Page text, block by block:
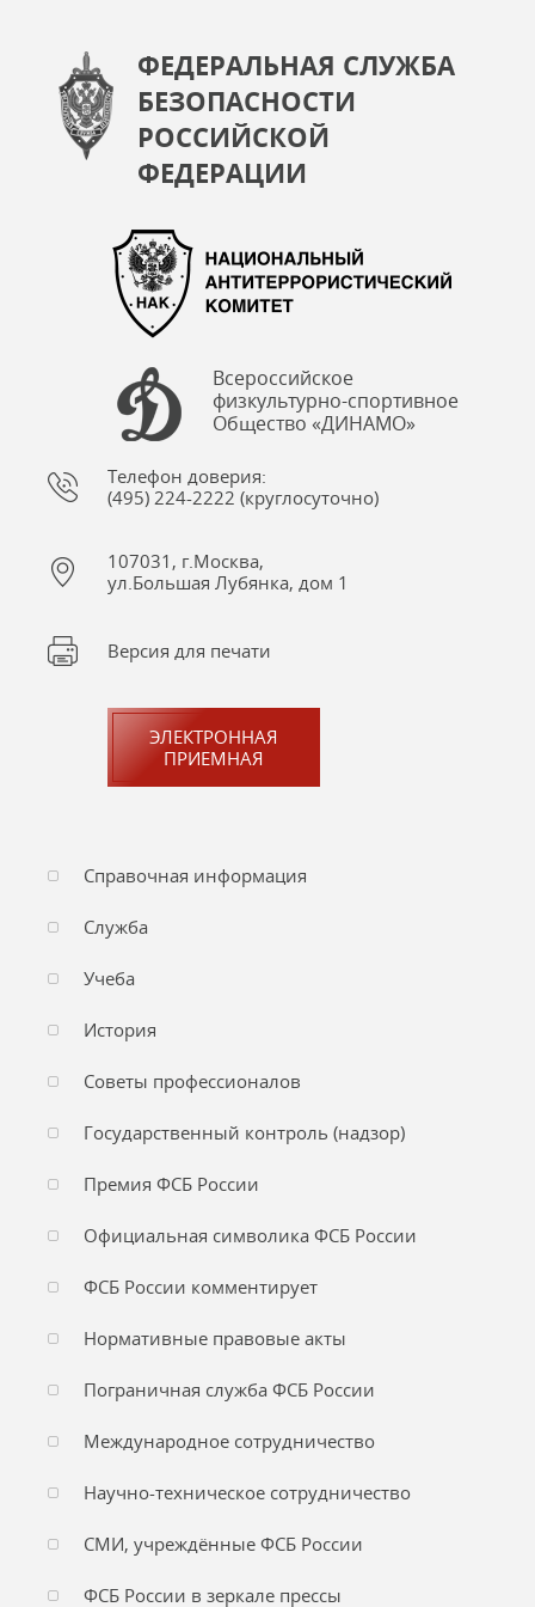
ФЕДЕРАЛЬНАЯ СЛУЖБА
БЕЗОПАСНОСТИ
РОССИЙСКОЙ
ФЕДЕРАЦИИ
Всероссийское
физкультурно-спортивное
Общество «ДИНАМО»
Телефон доверия:
(495) 224-2222 (круглосуточно)
107031, г.Москва,
ул.Большая Лубянка, дом 1
Версия для печати
ЭЛЕКТРОННАЯ
ПРИЕМНАЯ
Справочная информация
Служба
Учеба
История
Советы профессионалов
Государственный контроль (надзор)
Премия ФСБ России
Официальная символика ФСБ России
ФСБ России комментирует
Нормативные правовые акты
Пограничная служба ФСБ России
Международное сотрудничество
Научно-техническое сотрудничество
СМИ, учреждённые ФСБ России
ФСБ России в зеркале прессы